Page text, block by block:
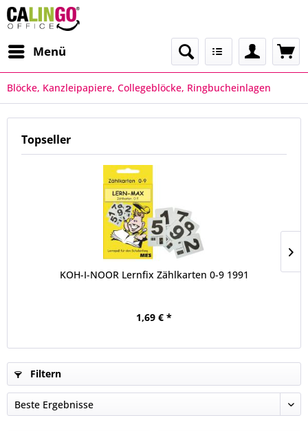
Menü
Blöcke, Kanzleipapiere, Collegeblöcke, Ringbucheinlagen
Topseller
KOH-I-NOOR Lernfix Zählkarten 0-9 1991
1,69 € *
Filtern